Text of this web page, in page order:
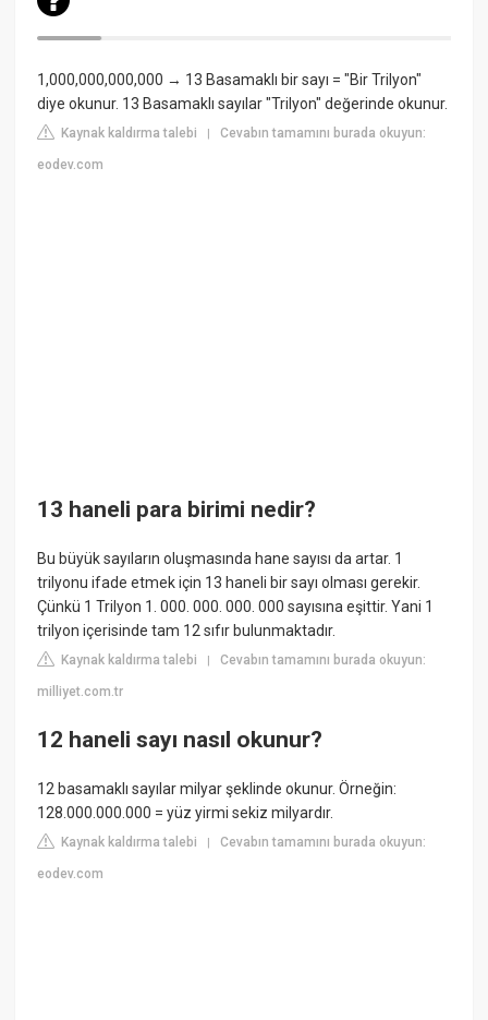
1,000,000,000,000 → 13 Basamaklı bir sayı = "Bir Trilyon"
diye okunur. 13 Basamaklı sayılar "Trilyon" değerinde okunur.
Kaynak kaldırma talebi |Cevabın tamamını burada okuyun:
eodev.com
13 haneli para birimi nedir?
Bu büyük sayıların oluşmasında hane sayısı da artar. 1
trilyonu ifade etmek için 13 haneli bir sayı olması gerekir.
Çünkü 1 Trilyon 1. 000. 000. 000. 000 sayısına eşittir. Yani 1
trilyon içerisinde tam 12 sıfır bulunmaktadır.
Kaynak kaldırma talebi |Cevabın tamamını burada okuyun:
milliyet.com.tr
12 haneli sayı nasıl okunur?
12 basamaklı sayılar milyar şeklinde okunur. Örneğin:
128.000.000.000 = yüz yirmi sekiz milyardır.
Kaynak kaldırma talebi |Cevabın tamamını burada okuyun:
eodev.com